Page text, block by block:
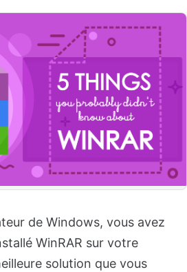
de Windows, vous avez
WinRAR sur votre
solution que vous